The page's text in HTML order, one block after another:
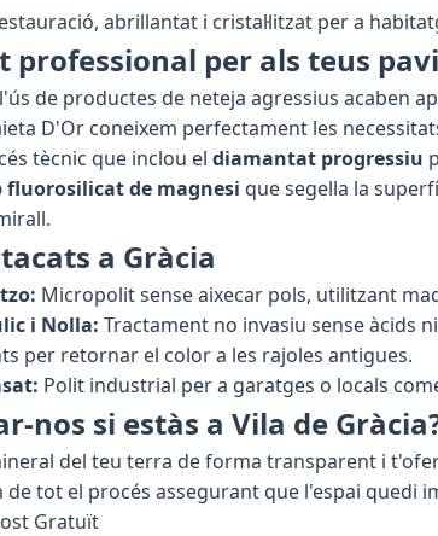
abrillantat i cristal·litzat per a
professional per als teus
de productes de neteja agressius acaben
D'Or coneixem perfectament les
tècnic que inclou el diamantat progressiu
fluorosilicat de magnesi que segella la
a Gràcia
Micropolit sense aixecar pols, utilitzant
i Nolla: Tractament no invasiu sense àcids
per retornar el color a les rajoles antigues.
Polit industrial per a garatges o locals
nos si estàs a Vila de
del teu terra de forma transparent i
de tot el procés assegurant que l'espai quedi
Gratuït